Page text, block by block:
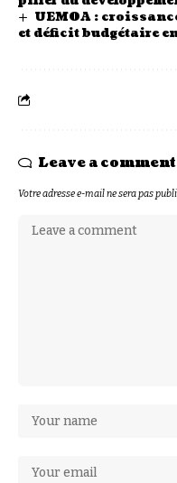
UEMOA :
et déficit budgétaire
Leave a comment
Votre adresse e-mail ne sera pas